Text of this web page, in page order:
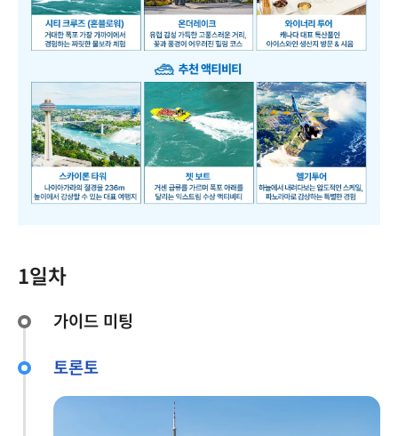
1일차
가이드 미팅
토론토